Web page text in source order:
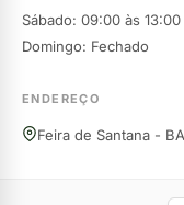
Sábado: 09:00 às 13:00
Domingo: Fechado
ENDEREÇO
Feira de Santana - BA